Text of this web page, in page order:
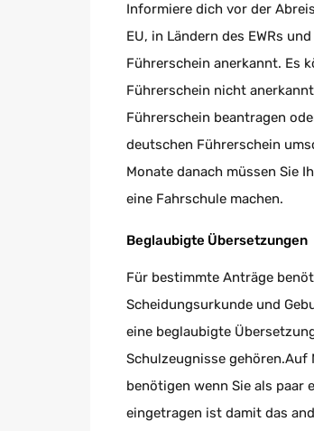
Informiere dich vor der
EU, in Ländern des EWRs
Führerschein anerkannt. Es
Führerschein nicht
Führerschein beantragen
deutschen Führerschein
Monate danach müssen Sie
eine Fahrschule machen.
Beglaubigte Übersetzungen
Für bestimmte Anträge
Scheidungsurkunde und
eine beglaubigte
Schulzeugnisse
benötigen wenn Sie als paar
eingetragen ist damit das